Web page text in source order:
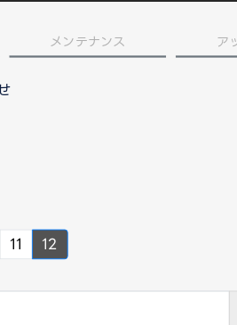
メンテナンス ア
Previous
11 12